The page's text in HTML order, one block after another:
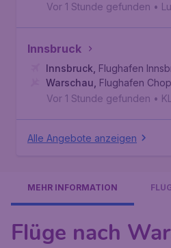
Vor 1 Stunde gefunden •
Innsbruck
Innsbruck Flughafen
Warschau Flughafen
Vor 1 Stunde gefunden •
Alle Angebote anzeigen
MEHR INFORMATION
Flüge nach